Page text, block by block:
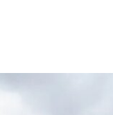
坦的参展艺术家
了有关歧视或